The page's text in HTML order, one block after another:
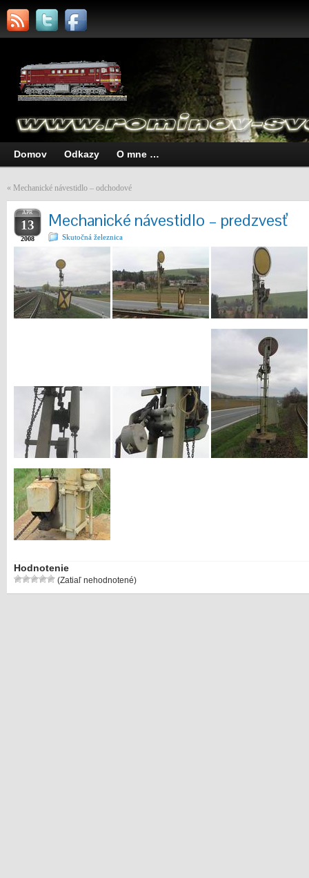
Domov Odkazy O mne …
« Mechanické návestidlo – odchodové
APR
13
2008
Mechanické návestidlo – predzvesť
Skutočná železnica
Hodnotenie
(Zatiaľ nehodnotené)